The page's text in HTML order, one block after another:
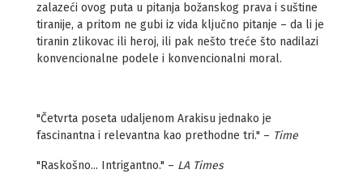
zalazeći ovog puta u pitanja božanskog prava i suštine
tiranije, a pritom ne gubi iz vida ključno pitanje – da li je
tiranin zlikovac ili heroj, ili pak nešto treće što nadilazi
konvencionalne podele i konvencionalni moral.
"Četvrta poseta udaljenom Arakisu jednako je
fascinantna i relevantna kao prethodne tri." – Time
"Raskošno... Intrigantno." – LA Times